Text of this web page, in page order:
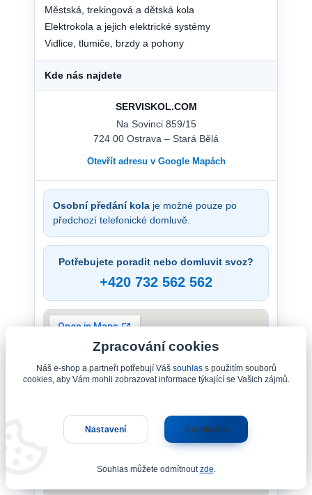
Městská, trekingová a dětská kola
Elektrokola a jejich elektrické systémy
Vidlice, tlumiče, brzdy a pohony
Kde nás najdete
SERVISKOL.COM
Na Sovinci 859/15
724 00 Ostrava – Stará Bělá
Otevřít adresu v Google Mapách
Osobní předání kola je možné pouze po
předchozí telefonické domluvě.
Potřebujete poradit nebo domluvit svoz?
+420 732 562 562
Zpracování cookies
Náš e-shop a partneři potřebují Váš souhlass použitím souborů
cookies, aby Vám mohli zobrazovat informace týkající se Vašich zájmů.
Nastavení Souhlasím
Souhlas můžete odmítnoutzde